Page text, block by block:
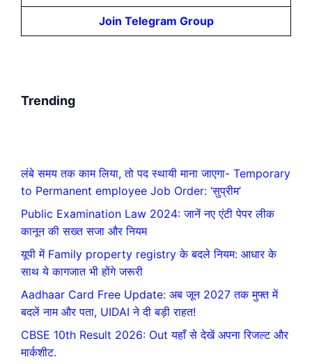
Join Telegram Group
Trending
लंबे समय तक काम लिया, तो पद स्थायी माना जाएगा- Temporary
to Permanent employee Job Order: ‘सुप्रीम’
Public Examination Law 2024: जानें नए एंटी पेपर लीक
कानून की सख्त सजा और नियम
यूपी में Family property registry के बदले नियम: आधार के
साथ ये कागजात भी होंगे जरूरी
Aadhaar Card Free Update: अब जून 2027 तक मुफ्त में
बदलें नाम और पता, UIDAI ने दी बड़ी राहत!
CBSE 10th Result 2026: Out यहाँ से देखें अपना रिजल्ट और
मार्कशीट.